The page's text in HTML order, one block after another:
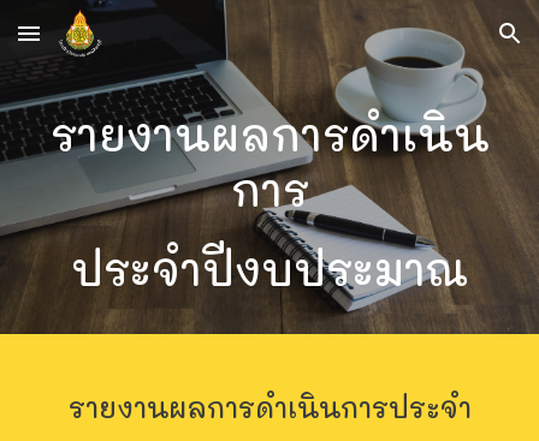
Skip to main content Skip to navigation
รายงานผลการดำเนิน
การ
ประจำปีงบประมาณ
รายงานผลการดำเนินการประจำ